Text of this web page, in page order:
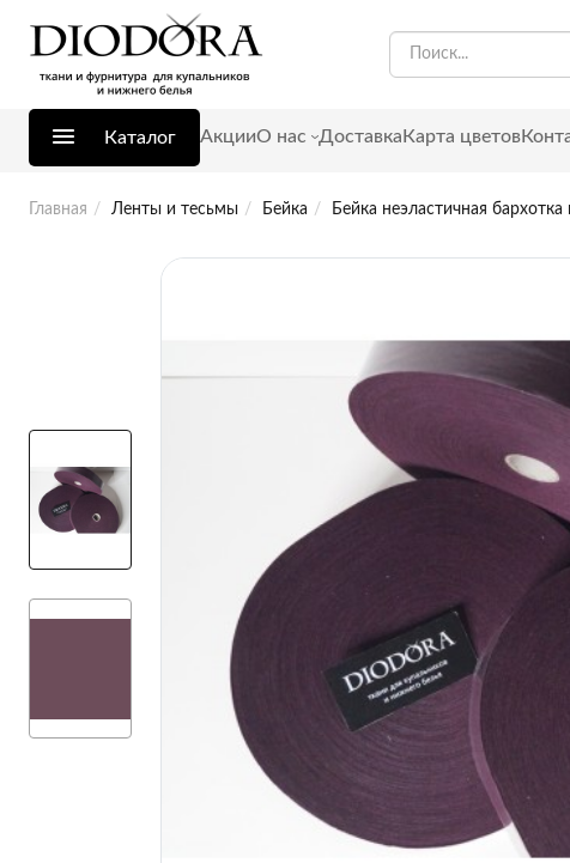
Каталог АкцииО нас Доставка Карта цветов
Главная Ленты и тесьмы Бейка Бейка неэластичная